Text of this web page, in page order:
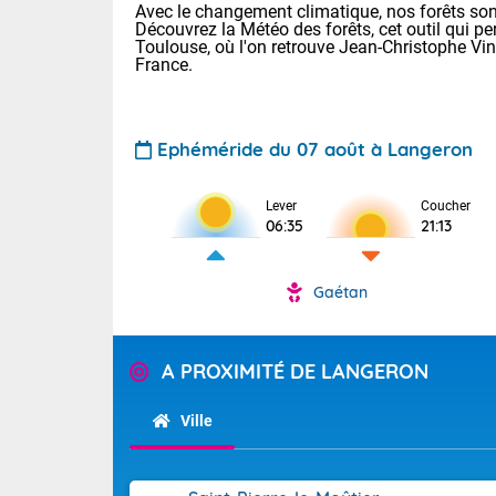
Pour la
Tendance
Avec le changement climatique, nos forêts
Découvrez la Météo des forêts, cet outil qui
Toulouse, où l'on retrouve Jean-Christophe
France.
Ephéméride du 07 août à Langeron
Lever
06:35
Coucher
21:13
Gaétan
A PROXIMITÉ DE LANGERON
Ville
Voici les
: 18/25 Paris
Clermont-
Lille : 18/26
Cet après-
Calme,
territoire.
mistral